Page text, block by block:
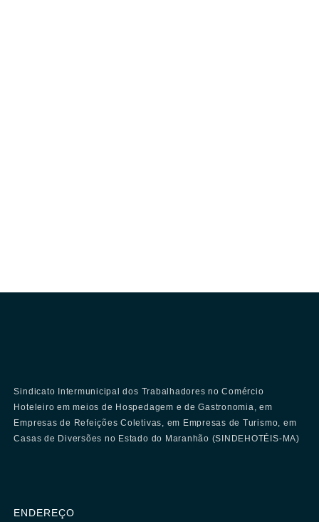
Sindicato Intermunicipal dos Trabalhadores no Comércio
Hoteleiro em meios de Hospedagem e de Gastronomia, em
Empresas de Refeições Coletivas, em Empresas de Turismo, em
Casas de Diversões no Estado do Maranhão (SINDEHOTÉIS-MA)
ENDEREÇO